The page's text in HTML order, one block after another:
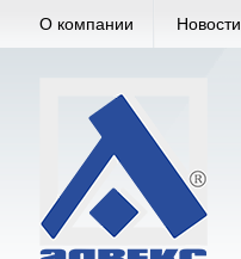
О компании Новости